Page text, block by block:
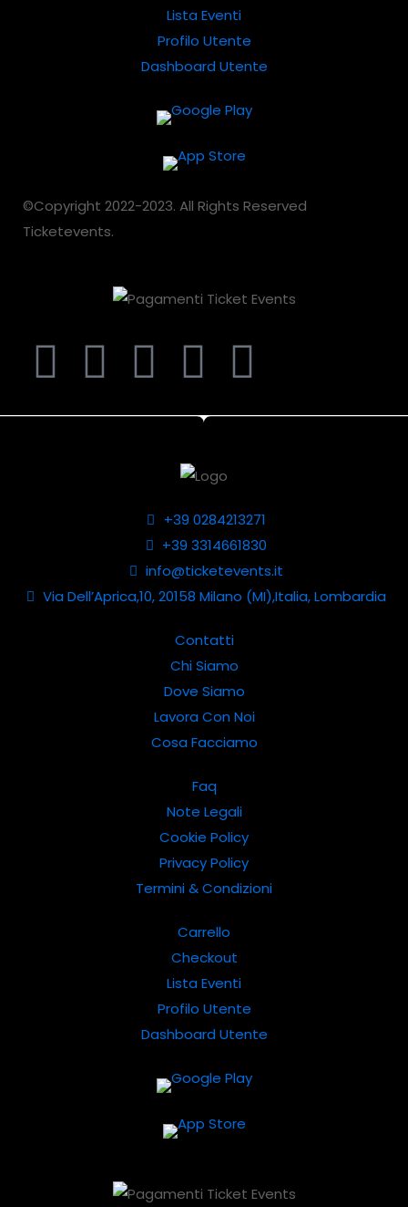
Lista Eventi
Profilo Utente
Dashboard Utente
©Copyright 2022-2023. All Rights Reserved
Ticketevents.
+39 0284213271
+39 3314661830
info@ticketevents.it
Via Dell’Aprica,10, 20158 Milano (MI),Italia, Lombardia
Contatti
Chi Siamo
Dove Siamo
Lavora Con Noi
Cosa Facciamo
Faq
Note Legali
Cookie Policy
Privacy Policy
Termini & Condizioni
Carrello
Checkout
Lista Eventi
Profilo Utente
Dashboard Utente